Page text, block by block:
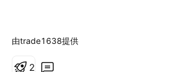
由trade1638提供
2